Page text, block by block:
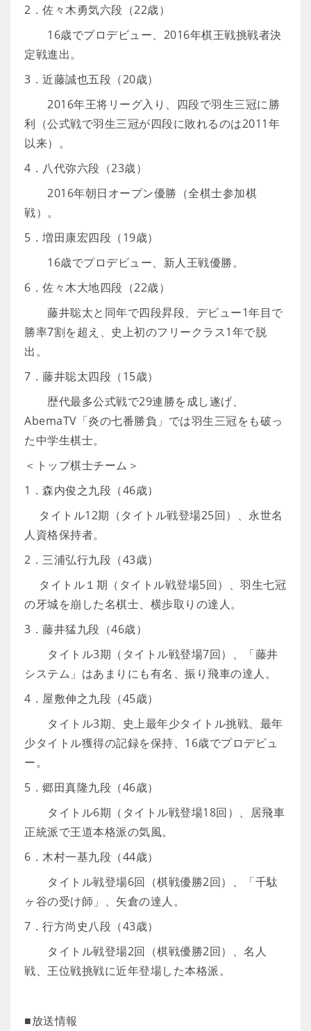
2．佐々木勇気六段（22歳）
16歳でプロデビュー、2016年棋王戦挑戦者決
定戦進出。
3．近藤誠也五段（20歳）
2016年王将リーグ入り、四段で羽生三冠に勝
利（公式戦で羽生三冠が四段に敗れるのは2011年
以来）。
4．八代弥六段（23歳）
2016年朝日オープン優勝（全棋士参加棋
戦）。
5．増田康宏四段（19歳）
16歳でプロデビュー、新人王戦優勝。
6．佐々木大地四段（22歳）
藤井聡太と同年で四段昇段、デビュー1年目で
勝率7割を超え、史上初のフリークラス1年で脱
出。
7．藤井聡太四段（15歳）
歴代最多公式戦で29連勝を成し遂げ、
AbemaTV「炎の七番勝負」では羽生三冠をも破っ
た中学生棋士。
＜トップ棋士チーム＞
1．森内俊之九段（46歳）
タイトル12期（タイトル戦登場25回）、永世名
人資格保持者。
2．三浦弘行九段（43歳）
タイトル１期（タイトル戦登場5回）、羽生七冠
の牙城を崩した名棋士、横歩取りの達人。
3．藤井猛九段（46歳）
タイトル3期（タイトル戦登場7回）、「藤井
システム」はあまりにも有名、振り飛車の達人。
4．屋敷伸之九段（45歳）
タイトル3期、史上最年少タイトル挑戦、最年
少タイトル獲得の記録を保持、16歳でプロデビュ
ー。
5．郷田真隆九段（46歳）
タイトル6期（タイトル戦登場18回）、居飛車
正統派で王道本格派の気風。
6．木村一基九段（44歳）
タイトル戦登場6回（棋戦優勝2回）、「千駄
ヶ谷の受け師」、矢倉の達人。
7．行方尚史八段（43歳）
タイトル戦登場2回（棋戦優勝2回）、名人
戦、王位戦挑戦に近年登場した本格派。
■放送情報